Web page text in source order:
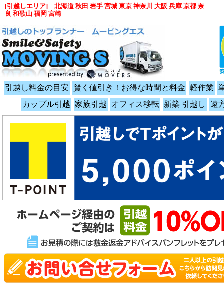
引越し料金の目安 賢く値引き！お得な時間と料金 軽作業
カップル引越 家族引越 オフィス移転 新築 引越し 遠
[引越しエリア] 北海道 秋田 岩手 宮城 東京 神奈川 大阪 兵庫 京都 奈
良 和歌山 福岡 宮崎